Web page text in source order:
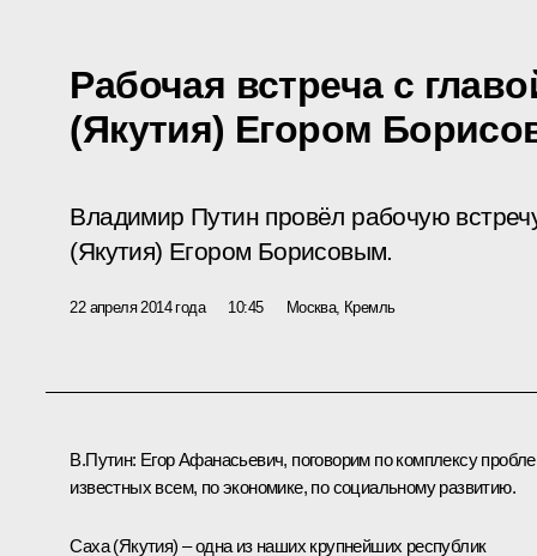
Рабочая встреча с
(Якутия) Егором
Владимир Путин провёл рабочую
(Якутия) Егором Борисовым.
22 апреля 2014 года 10:45 Москва, Кремль
В.Путин: Егор Афанасьевич, поговорим по комплексу
известных всем, по экономике, по социальному развитию.
Саха (Якутия) – одна из наших крупнейших республик